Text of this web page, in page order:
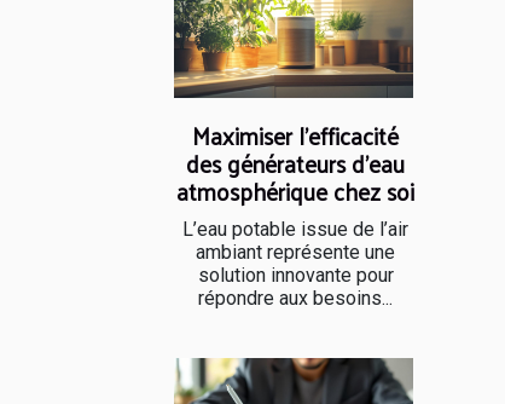
Maximiser l'efficacité
des générateurs d'eau
atmosphérique chez soi
L’eau potable issue de l’air
ambiant représente une
solution innovante pour
répondre aux besoins...